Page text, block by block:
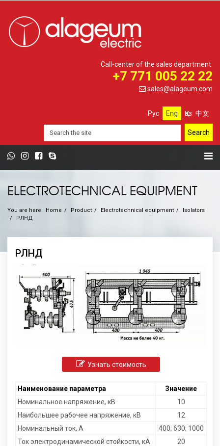
Call-center of the sales department:
+7 771 005 22 22
sales@alageum.com
Рус Eng Қаз 中文
ELECTROTECHNICAL EQUIPMENT
You are here: Home Product Electrotechnical equipment
Isolators
РЛНД
РЛНД
Узнать стоимость
Наименование параметра
Значение
Номинальное напряжение, кВ
10
Наибольшее рабочее напряжение, кВ
12
Номинальный ток, А
400; 630; 1000
Ток электродинамической стойкости, кА
20